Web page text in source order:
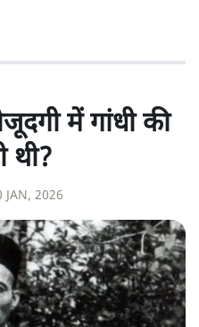
में गांधी की
थी?
JAN, 2026